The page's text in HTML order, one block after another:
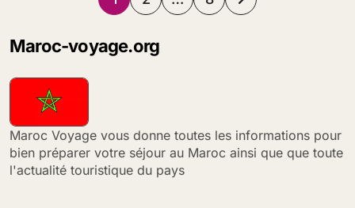
des
Maroc-voyage.org
Maroc Voyage vous donne toutes les informations pour
bien préparer votre séjour au Maroc ainsi que que toute
l'actualité touristique du pays